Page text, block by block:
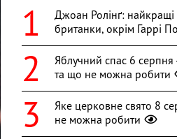
Джоан Ролінґ:
британки, окрім Гаррі
Яблучний спас 6 серпня
та що не можна робити
Яке церковне свято 8
не можна робити